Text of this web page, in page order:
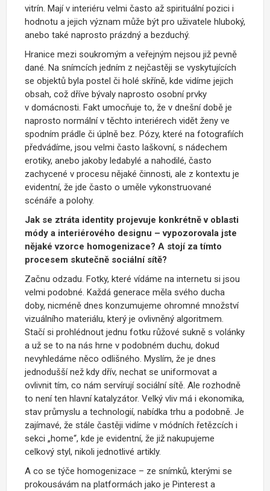
vitrín. Mají v interiéru velmi často až spirituální pozici i
hodnotu a jejich význam může být pro uživatele hluboký,
anebo také naprosto prázdný a bezduchý.
Hranice mezi soukromým a veřejným nejsou již pevně
dané. Na snímcích jedním z nejčastěji se vyskytujících
se objektů byla postel či holé skříně, kde vidíme jejich
obsah, což dříve bývaly naprosto osobní prvky
v domácnosti. Fakt umocňuje to, že v dnešní době je
naprosto normální v těchto interiérech vidět ženy ve
spodním prádle či úplně bez. Pózy, které na fotografiích
předvádíme, jsou velmi často laškovní, s nádechem
erotiky, anebo jakoby ledabylé a nahodilé, často
zachycené v procesu nějaké činnosti, ale z kontextu je
evidentní, že jde často o uměle vykonstruované
scénáře a polohy.
Jak se ztráta identity projevuje konkrétně v oblasti
módy a interiérového designu – vypozorovala jste
nějaké vzorce homogenizace? A stojí za tímto
procesem skutečně sociální sítě?
Začnu odzadu. Fotky, které vídáme na internetu si jsou
velmi podobné. Každá generace měla svého ducha
doby, nicméně dnes konzumujeme ohromné množství
vizuálního materiálu, který je ovlivněný algoritmem.
Stačí si prohlédnout jednu fotku růžové sukně s volánky
a už se to na nás hrne v podobném duchu, dokud
nevyhledáme něco odlišného. Myslím, že je dnes
jednodušší než kdy dřív, nechat se uniformovat a
ovlivnit tím, co nám servírují sociální sítě. Ale rozhodně
to není ten hlavní katalyzátor. Velký vliv má i ekonomika,
stav průmyslu a technologií, nabídka trhu a podobně. Je
zajímavé, že stále častěji vidíme v módních řetězcích i
sekci „home“, kde je evidentní, že již nakupujeme
celkový styl, nikoli jednotlivé artikly.
A co se týče homogenizace – ze snímků, kterými se
prokousávám na platformách jako je Pinterest a